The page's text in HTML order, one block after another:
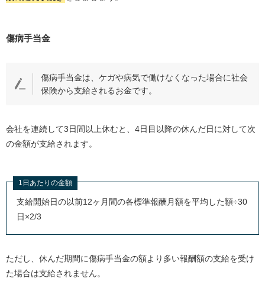
傷病手当金
傷病手当金は、ケガや病気で働けなくなった場合に社会
保険から支給されるお金です。
会社を連続して3日間以上休むと、4日目以降の休んだ日に対して次
の金額が支給されます。
1日あたりの金額
支給開始日の以前12ヶ月間の各標準報酬月額を平均した額÷30
日×2/3
ただし、休んだ期間に傷病手当金の額より多い報酬額の支給を受け
た場合は支給されません。